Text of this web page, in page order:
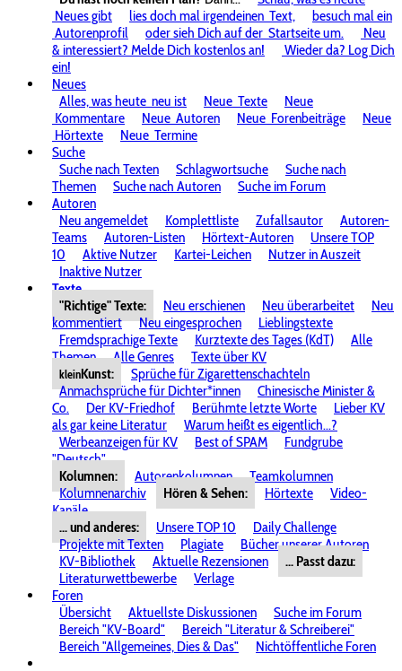
Neues gibt
lies doch mal irgendeinen Text,
besuch mal ein
Autorenprofil
oder sieh Dich auf der Startseite um.
Neu
& interessiert? Melde Dich kostenlos an!
Wieder da? Log Dich
ein!
Neues
Alles, was heute neu ist Neue Texte
Neue
Kommentare
Neue Autoren Neue Forenbeiträge
Neue
Hörtexte
Neue Termine
Suche
Suche nach Texten
Schlagwortsuche
Suche nach
Themen
Suche nach Autoren
Suche im Forum
Autoren
Neu angemeldet
Komplettliste Zufallsautor
Autoren-
Teams
Autoren-Listen Hörtext-Autoren
Unsere TOP
10
Aktive Nutzer Kartei-Leichen
Nutzer in Auszeit
Inaktive Nutzer
Texte
"Richtige" Texte:
Neu erschienen Neu überarbeitet
Neu
kommentiert
Neu eingesprochen
Lieblingstexte
Fremdsprachige Texte
Kurztexte des Tages (KdT)
Alle
Themen
Alle Genres Texte über KV
kleinKunst:
Sprüche für Zigarettenschachteln
Anmachsprüche für Dichter*innen
Chinesische Minister &
Co.
Der KV-Friedhof Berühmte letzte Worte
Lieber KV
als gar keine Literatur
Warum heißt es eigentlich...?
Werbeanzeigen für KV
Best of SPAM
Fundgrube
"Deutsch"
Kolumnen:
Autorenkolumnen
Teamkolumnen
Kolumnenarchiv
Hören & Sehen: Hörtexte
Video-
Kanäle
... und anderes:
Unsere TOP 10
Daily Challenge
Projekte mit Texten
Plagiate
Bücher unserer Autoren
KV-Bibliothek
Aktuelle Rezensionen
... Passt dazu:
Literaturwettbewerbe
Verlage
Foren
Übersicht
Aktuellste Diskussionen
Suche im Forum
Bereich "KV-Board"
Bereich "Literatur & Schreiberei"
Bereich "Allgemeines, Dies & Das"
Nichtöffentliche Foren